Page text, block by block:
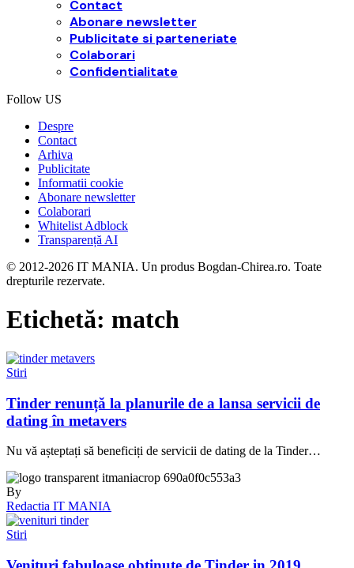
Contact
Abonare newsletter
Publicitate si parteneriate
Colaborari
Confidentialitate
Follow US
Despre
Contact
Arhiva
Publicitate
Informatii cookie
Abonare newsletter
Colaborari
Whitelist Adblock
Transparență AI
© 2012-2026 IT MANIA. Un produs Bogdan-Chirea.ro. Toate
drepturile rezervate.
Etichetă: match
Stiri
Tinder renunță la planurile de a lansa servicii de
dating în metavers
Nu vă așteptați să beneficiți de servicii de dating de la Tinder…
By
Redactia IT MANIA
Stiri